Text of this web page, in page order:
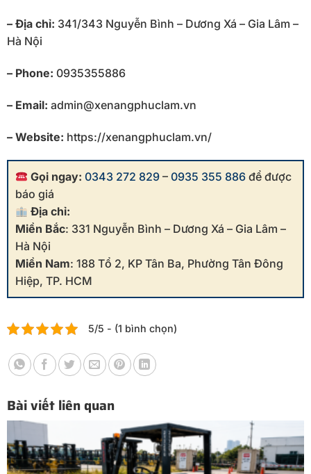
– Địa chỉ: 341/343 Nguyễn Bình – Dương Xá – Gia Lâm –
Hà Nội
– Phone: 0935355886
– Email: admin@xenangphuclam.vn
– Website: https://xenangphuclam.vn/
Gọi ngay: 0343 272 829 –0935 355 886 để được
báo giá
Địa chỉ:
Miền Bắc: 331 Nguyễn Bình – Dương Xá – Gia Lâm –
Hà Nội
Miền Nam: 188 Tổ 2, KP Tân Ba, Phường Tân Đông
Hiệp, TP. HCM
5/5 - (1 bình chọn)
Bài viết liên quan